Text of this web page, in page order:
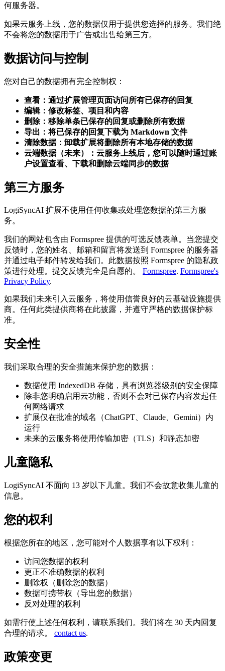
何服务器。
如果云服务上线，您的数据仅用于提供您选择的服务。我们绝
不会将您的数据用于广告或出售给第三方。
数据访问与控制
您对自己的数据拥有完全控制权：
查看：通过扩展管理页面访问所有已保存的回复
编辑：修改标签、项目和内容
删除：移除单条已保存的回复或删除所有数据
导出：将已保存的回复下载为 Markdown 文件
清除数据：卸载扩展将删除所有本地存储的数据
云端数据（未来）：云服务上线后，您可以随时通过账
户设置查看、下载和删除云端同步的数据
第三方服务
LogiSyncAI 扩展不使用任何收集或处理您数据的第三方服
务。
我们的网站包含由 Formspree 提供的可选反馈表单。当您提交
反馈时，您的姓名、邮箱和留言将发送到 Formspree 的服务器
并通过电子邮件转发给我们。此数据按照 Formspree 的隐私政
策进行处理。提交反馈完全是自愿的。
Formspree. Formspree's
Privacy Policy.
如果我们未来引入云服务，将使用信誉良好的云基础设施提供
商。任何此类提供商将在此披露，并遵守严格的数据保护标
准。
安全性
我们采取合理的安全措施来保护您的数据：
数据使用 IndexedDB 存储，具有浏览器级别的安全保障
除非您明确启用云功能，否则不会对已保存内容发起任
何网络请求
扩展仅在批准的域名（ChatGPT、Claude、Gemini）内
运行
未来的云服务将使用传输加密（TLS）和静态加密
儿童隐私
LogiSyncAI 不面向 13 岁以下儿童。我们不会故意收集儿童的
信息。
您的权利
根据您所在的地区，您可能对个人数据享有以下权利：
访问您数据的权利
更正不准确数据的权利
删除权（删除您的数据）
数据可携带权（导出您的数据）
反对处理的权利
如需行使上述任何权利，请联系我们。我们将在 30 天内回复
合理的请求。
contact us.
政策变更